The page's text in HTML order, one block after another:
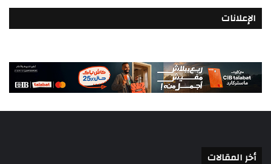
الإعلانات
أخر المقالات